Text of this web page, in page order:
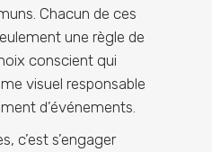
Chacun de ces
une règle de
conscient qui
visuel responsable
d’événements.
c’est s’engager